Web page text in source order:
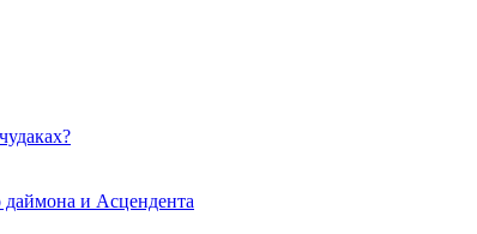
даймона и Асцендента